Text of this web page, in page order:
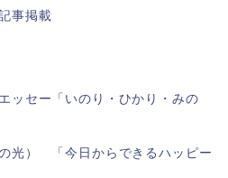
事掲載
ッセー「いのり・ひかり・みの
光） 「今日からできるハッピー